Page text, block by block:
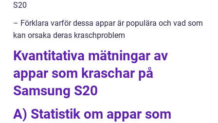
S20
– Förklara varför dessa appar är populära och vad som
kan orsaka deras kraschproblem
Kvantitativa mätningar av
appar som kraschar på
Samsung S20
A) Statistik om appar som